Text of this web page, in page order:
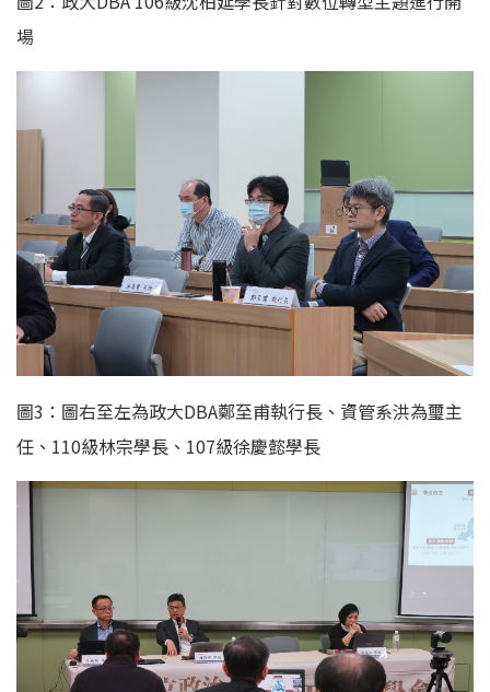
場
圖3：圖右至左為政大DBA鄭至甫執行長、資管系洪為璽主
任、110級林宗學長、107級徐慶懿學長